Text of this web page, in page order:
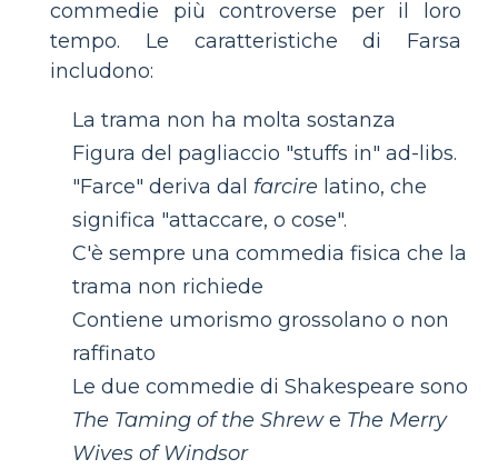
commedie più controverse per il loro
tempo. Le caratteristiche di Farsa
includono:
La trama non ha molta sostanza
Figura del pagliaccio "stuffs in" ad-libs.
"Farce" deriva dal farcire latino, che
significa "attaccare, o cose".
C'è sempre una commedia fisica che la
trama non richiede
Contiene umorismo grossolano o non
raffinato
Le due commedie di Shakespeare sono
The Taming of the Shrewe The Merry
Wives of Windsor